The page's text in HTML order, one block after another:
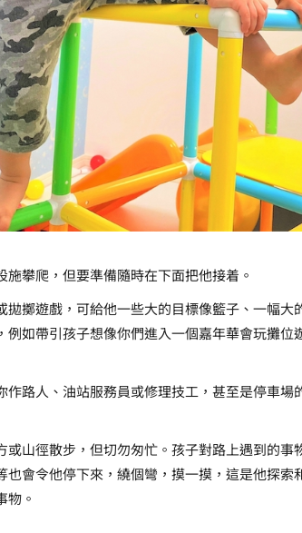
施攀爬，但要準備隨時在下面把他接着。
拋擲遊戲，可給他一些大的目標像籃子、一幅大
例如帶引孩子想像你們進入一個嘉年華會玩攤
作路人、油站服務員或修理技工，甚至是停車場
或山徑散步，但切勿匆忙。孩子對路上遇到的事
也會令他停下來，繞個彎，摸一摸，這是他探索
物。